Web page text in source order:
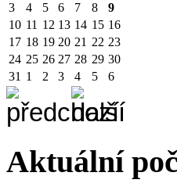
3
4 5 6 7 8
9
10 11 12 13 14 15 16
17 18 19 20 21 22 23
24 25 26 27 28 29 30
31 1 2 3 4 5 6
Aktuální